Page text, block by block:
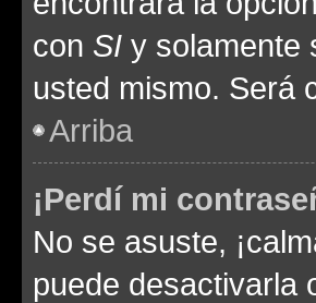
con SI y solamente
usted mismo. Será
Arriba
¡Perdí mi
No se asuste,
puede desactivarla